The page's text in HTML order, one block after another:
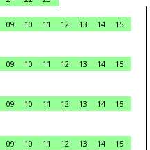
09 10 11 12 13 14
15
09 10 11 12 13 14
15
09 10 11 12 13 14
15
09 10 11 12 13 14
15